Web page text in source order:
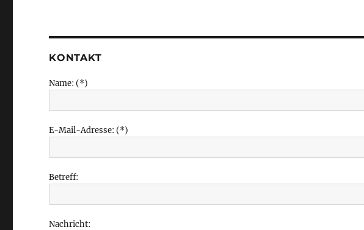
KONTAKT
Name: (*)
E-Mail-Adresse: (*)
Betreff:
Nachricht: